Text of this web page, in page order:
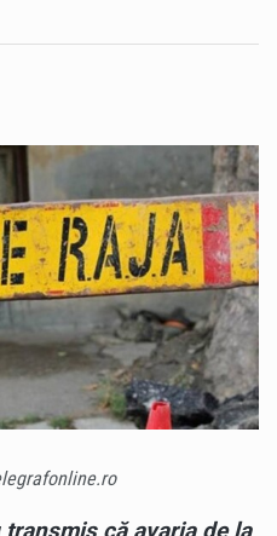
Operațiunea de scufundare controlată a celei de-a doua barje pe brațul Bala al Dunării s-a încheiat cu succes, după aproximativ 11 ore de la începerea manevrelor. Procedura a fost realizată gradual, sub coordonarea experților, pentru ca barja să fie coborâtă în poziția stabilită în prealabil. Apa a fost pompată în coferdamuri, permițând coborârea lentă a ambarcațiunii până la nivelul suprafeței apei. Ulterior, umplerea controlată a barjei a permis continuarea operațiunii într-un ritm echilibrat, astfel încât poziționarea acesteia să se realizeze în condiții de siguranță. Aceasta este cea de-a doua barjă scufundată controlat în cadrul operațiunii desfășurate pe brațul Bala. Intervenția…
Cât de bine cunoaștem, de fapt, străduțele pe care trecem aproape zilnic prin Peninsula Constanței? Unele dintre ele ascund povești de acum aproape un secol, iar acestea pot fi descoperite astăzi, în cadrul unui nou tur ghidat gratuit. Muzeul de Istorie Națională și Arheologie Constanța continuă proiectul cultural „Vara la Constanța – Pe străzile mai puțin știute ale orașului”, dedicat istoriei moderne și patrimoniului urban al municipiului. Sâmbătă, 8 august 2026, de la ora 10:00, constănțenii și turiștii sunt invitați la o plimbare prin Peninsula orașului, pornind de la Statuia Lupoaica (Lupa Capitolina), din Piața Ovidiu. Turul va fi susținut…